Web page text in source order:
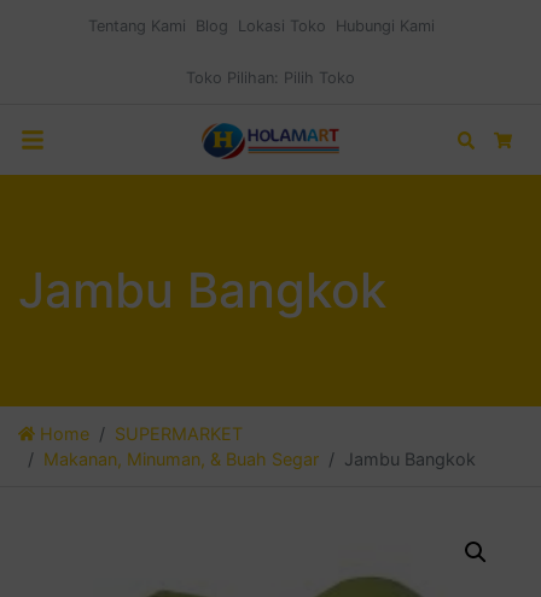
Tentang Kami Blog Lokasi Toko Hubungi Kami
Toko Pilihan: Pilih Toko
Search
Jambu Bangkok
Home
SUPERMARKET
Makanan, Minuman, & Buah Segar
Jambu Bangkok